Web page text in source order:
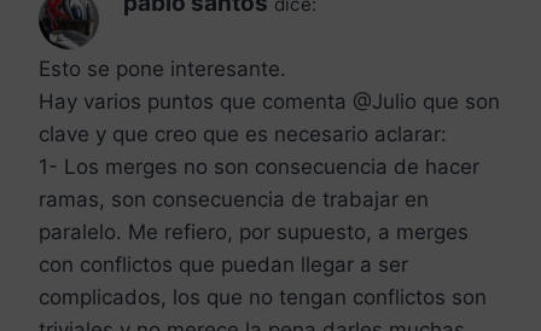
Esto se pone interesante.
Hay varios puntos que comenta @Julio que son
clave y que creo que es necesario aclarar:
1- Los merges no son consecuencia de hacer
ramas, son consecuencia de trabajar en
paralelo. Me refiero, por supuesto, a merges
con conflictos que puedan llegar a ser
complicados, los que no tengan conflictos son